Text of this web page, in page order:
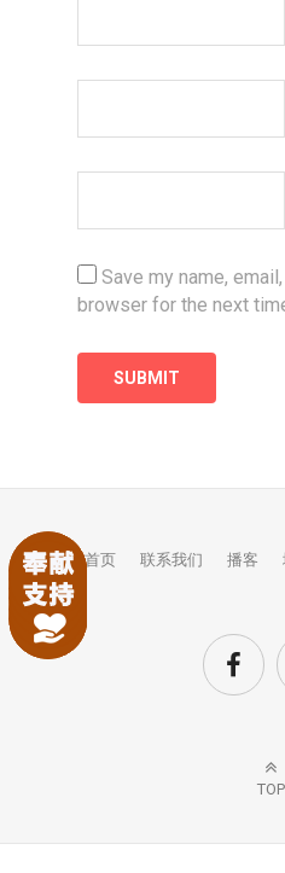
Save my name,
browser for the next
首页 联系我们 播客
TOP